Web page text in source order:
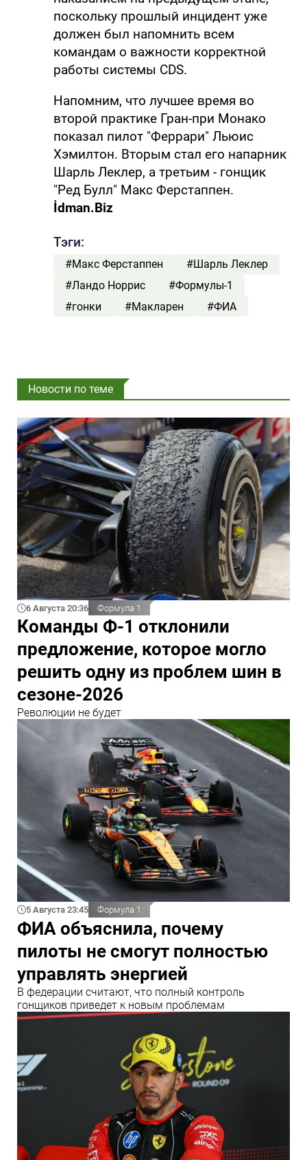
поскольку прошлый инцидент уже
должен был напомнить всем
командам о важности корректной
работы системы CDS.
Напомним, что лучшее время во
второй практике Гран-при Монако
показал пилот "Феррари" Льюис
Хэмилтон. Вторым стал его напарник
Шарль Леклер, а третьим - гонщик
"Ред Булл" Макс Ферстаппен.
İdman.Biz
Тэги:
#Макс Ферстаппен
#Шарль Леклер
#Ландо Норрис
#Формулы-1
#гонки
#Макларен #ФИА
Новости по теме
6 Августа 20:36 Формула 1
Команды Ф-1 отклонили
предложение, которое могло
решить одну из проблем шин в
сезоне-2026
Революции не будет
5 Августа 23:45 Формула 1
ФИА объяснила, почему
пилоты не смогут полностью
управлять энергией
В федерации считают, что полный контроль
гонщиков приведет к новым проблемам